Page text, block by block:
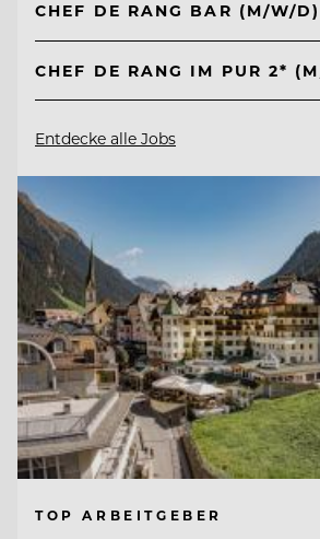
CHEF DE RANG BAR (M/W/D)
CHEF DE RANG IM PUR 2*
Entdecke alle Jobs
TOP ARBEITGEBER